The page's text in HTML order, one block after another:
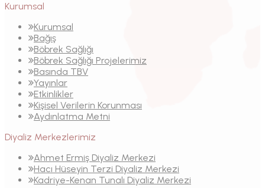
Kurumsal
Kurumsal
Bağış
Böbrek Sağlığı
Böbrek Sağlığı Projelerimiz
Basında TBV
Yayınlar
Etkinlikler
Kişisel Verilerin Korunması
Aydınlatma Metni
Diyaliz Merkezlerimiz
Ahmet Ermiş Diyaliz Merkezi
Hacı Hüseyin Terzi Diyaliz Merkezi
Kadriye-Kenan Tunalı Diyaliz Merkezi